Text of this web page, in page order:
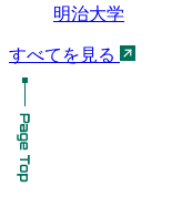
明治大学
すべてを見る